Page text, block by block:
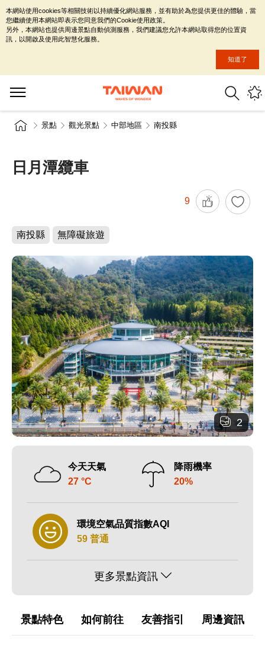
景點 觀光景點 中部地區 南投縣
日月潭纜車
9
南投縣 無障礙旅遊
2
今天天氣
27 °C
降雨機率
20%
環境空氣品質指數AQI
59 普通
更多景點資訊
景點特色 如何前往 友善指引 周邊資訊
本網站使用cookies等相關技術以持續優化網站服務，並有助於為您提供更佳的體驗，當
您繼續使用本網站即表示您同意我們的Cookie使用政策。
另外，本網站也提供周邊景點自動偵測服務，我們建議您允許本網站取得您的位置資
訊，以開啟及使用此智慧化服務。
知道了